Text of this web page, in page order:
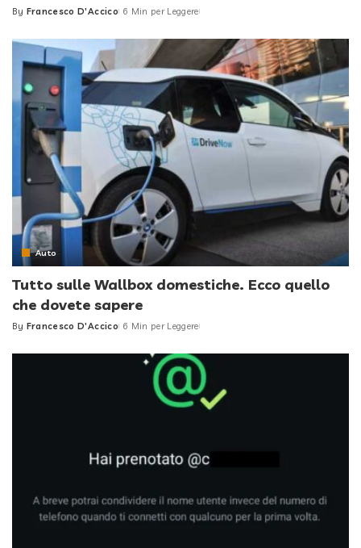
Posted
By Francesco D'Accico 6 Min per Leggere
Auto
Tutto sulle Wallbox domestiche. Ecco quello
che dovete sapere
Posted
By Francesco D'Accico 6 Min per Leggere